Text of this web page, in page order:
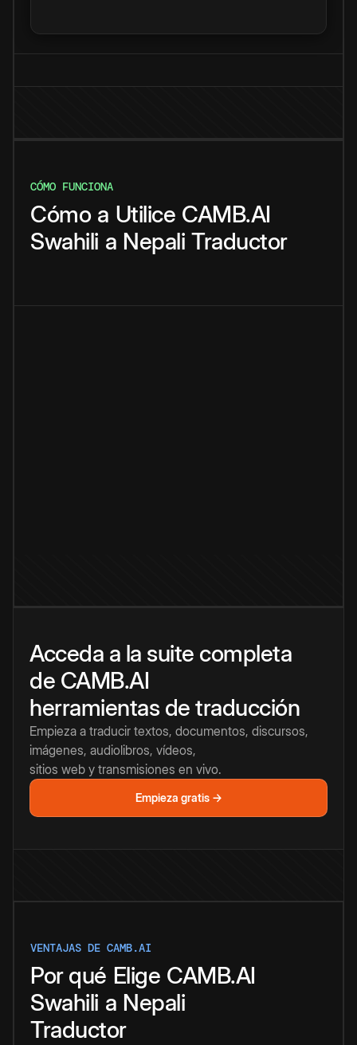
CÓMO FUNCIONA
Cómo a Utilice CAMB.AI
Swahili a Nepali Traductor
Acceda a la suite completa
de CAMB.AI
herramientas de traducción
Empieza a traducir textos, documentos, discursos,
imágenes, audiolibros, vídeos,
sitios web y transmisiones en vivo.
Empieza gratis →
VENTAJAS DE CAMB.AI
Por qué Elige CAMB.AI
Swahili a Nepali
Traductor